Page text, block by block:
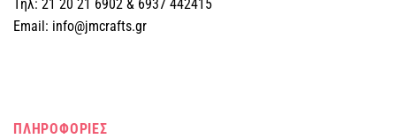
Tηλ: 21 20 21 6902 & 6937 442415
Email: info@jmcrafts.gr
ΠΛΗΡΟΦΟΡΙΕΣ